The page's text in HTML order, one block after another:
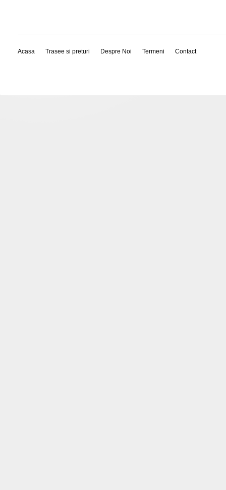
Acasa Trasee si preturi Despre Noi Termeni Contact